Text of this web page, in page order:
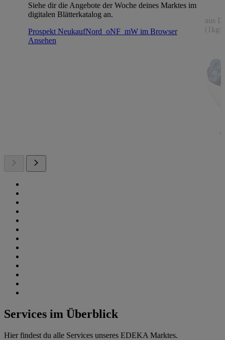
Siehe dir die Angebote der Woche deines Marktes im
digitalen Blätterkatalog an.
Prospekt NeukaufNord_oNF_mW im Browser
Ansehen
aus
Services im Überblick
Hier findest du alle Services unseres EDEKA Marktes.